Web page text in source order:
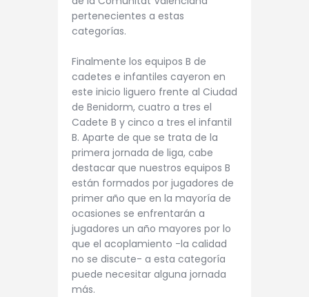
pertenecientes a estas
categorías.
Finalmente los equipos B de
cadetes e infantiles cayeron en
este inicio liguero frente al Ciudad
de Benidorm, cuatro a tres el
Cadete B y cinco a tres el infantil
B. Aparte de que se trata de la
primera jornada de liga, cabe
destacar que nuestros equipos B
están formados por jugadores de
primer año que en la mayoría de
ocasiones se enfrentarán a
jugadores un año mayores por lo
que el acoplamiento -la calidad
no se discute- a esta categoría
puede necesitar alguna jornada
más.